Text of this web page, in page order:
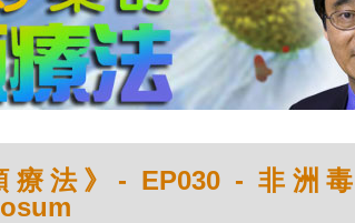
療法》- EP030 - 非洲